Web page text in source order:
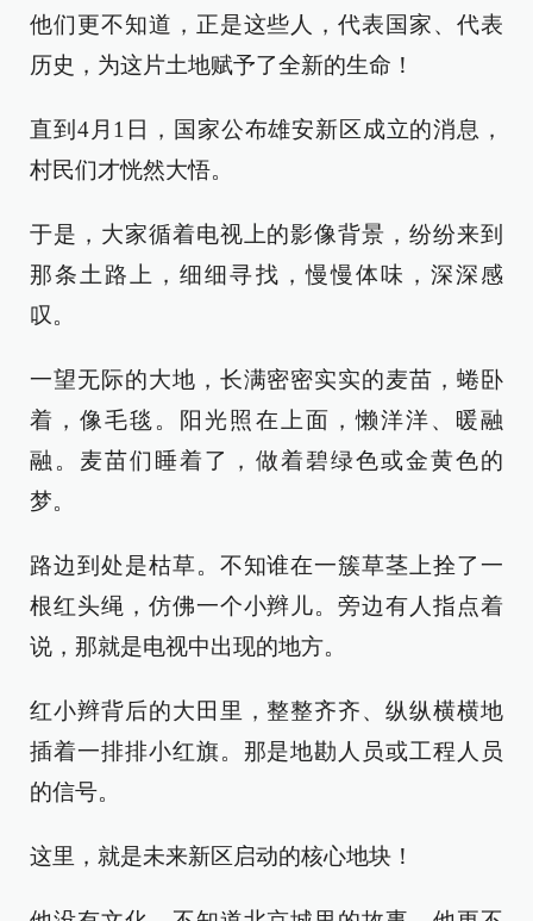
他们更不知道，正是这些人，代表国家、代表
历史，为这片土地赋予了全新的生命！
直到4月1日，国家公布雄安新区成立的消息，
村民们才恍然大悟。
于是，大家循着电视上的影像背景，纷纷来到
那条土路上，细细寻找，慢慢体味，深深感
叹。
一望无际的大地，长满密密实实的麦苗，蜷卧
着，像毛毯。阳光照在上面，懒洋洋、暖融
融。麦苗们睡着了，做着碧绿色或金黄色的
梦。
路边到处是枯草。不知谁在一簇草茎上拴了一
根红头绳，仿佛一个小辫儿。旁边有人指点着
说，那就是电视中出现的地方。
红小辫背后的大田里，整整齐齐、纵纵横横地
插着一排排小红旗。那是地勘人员或工程人员
的信号。
这里，就是未来新区启动的核心地块！